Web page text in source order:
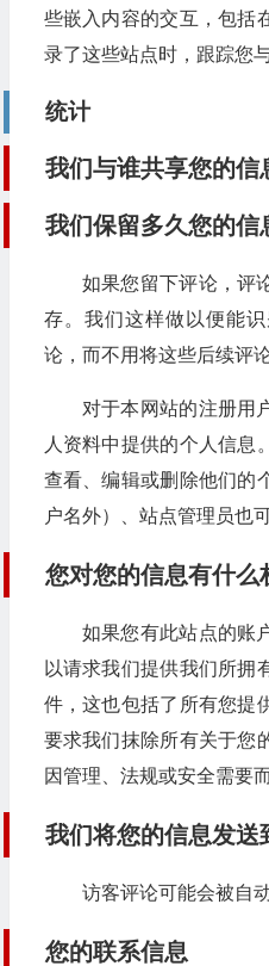
些嵌入内容的交互，包括
录了这些站点时，跟踪您
统计
我们与谁共享您的信
我们保留多久您的信
如果您留下评论，评
存。我们这样做以便能
论，而不用将这些后续评
对于本网站的注册用
人资料中提供的个人信息
查看、编辑或删除他们的
户名外）、站点管理员也
您对您的信息有什么
如果您有此站点的账
以请求我们提供我们所拥
件，这也包括了所有您提
要求我们抹除所有关于您
因管理、法规或安全需要
我们将您的信息发送
访客评论可能会被自
您的联系信息